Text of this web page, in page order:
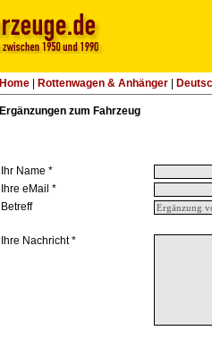
Home Rottenwagen & Anhänger
Ergänzungen zum Fahrzeug
Ihr Name *
Ihre eMail *
Betreff
Ihre Nachricht *